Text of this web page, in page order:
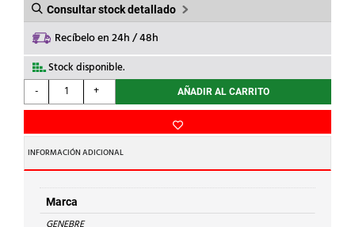
Consultar stock detallado
Recíbelo en 24h / 48h
Stock disponible.
-
GENEBRE
-
PARA
VALVULA
YORK
3"
316011
cantidad
+ AÑADIR AL CARRITO
INFORMACIÓN ADICIONAL
Marca